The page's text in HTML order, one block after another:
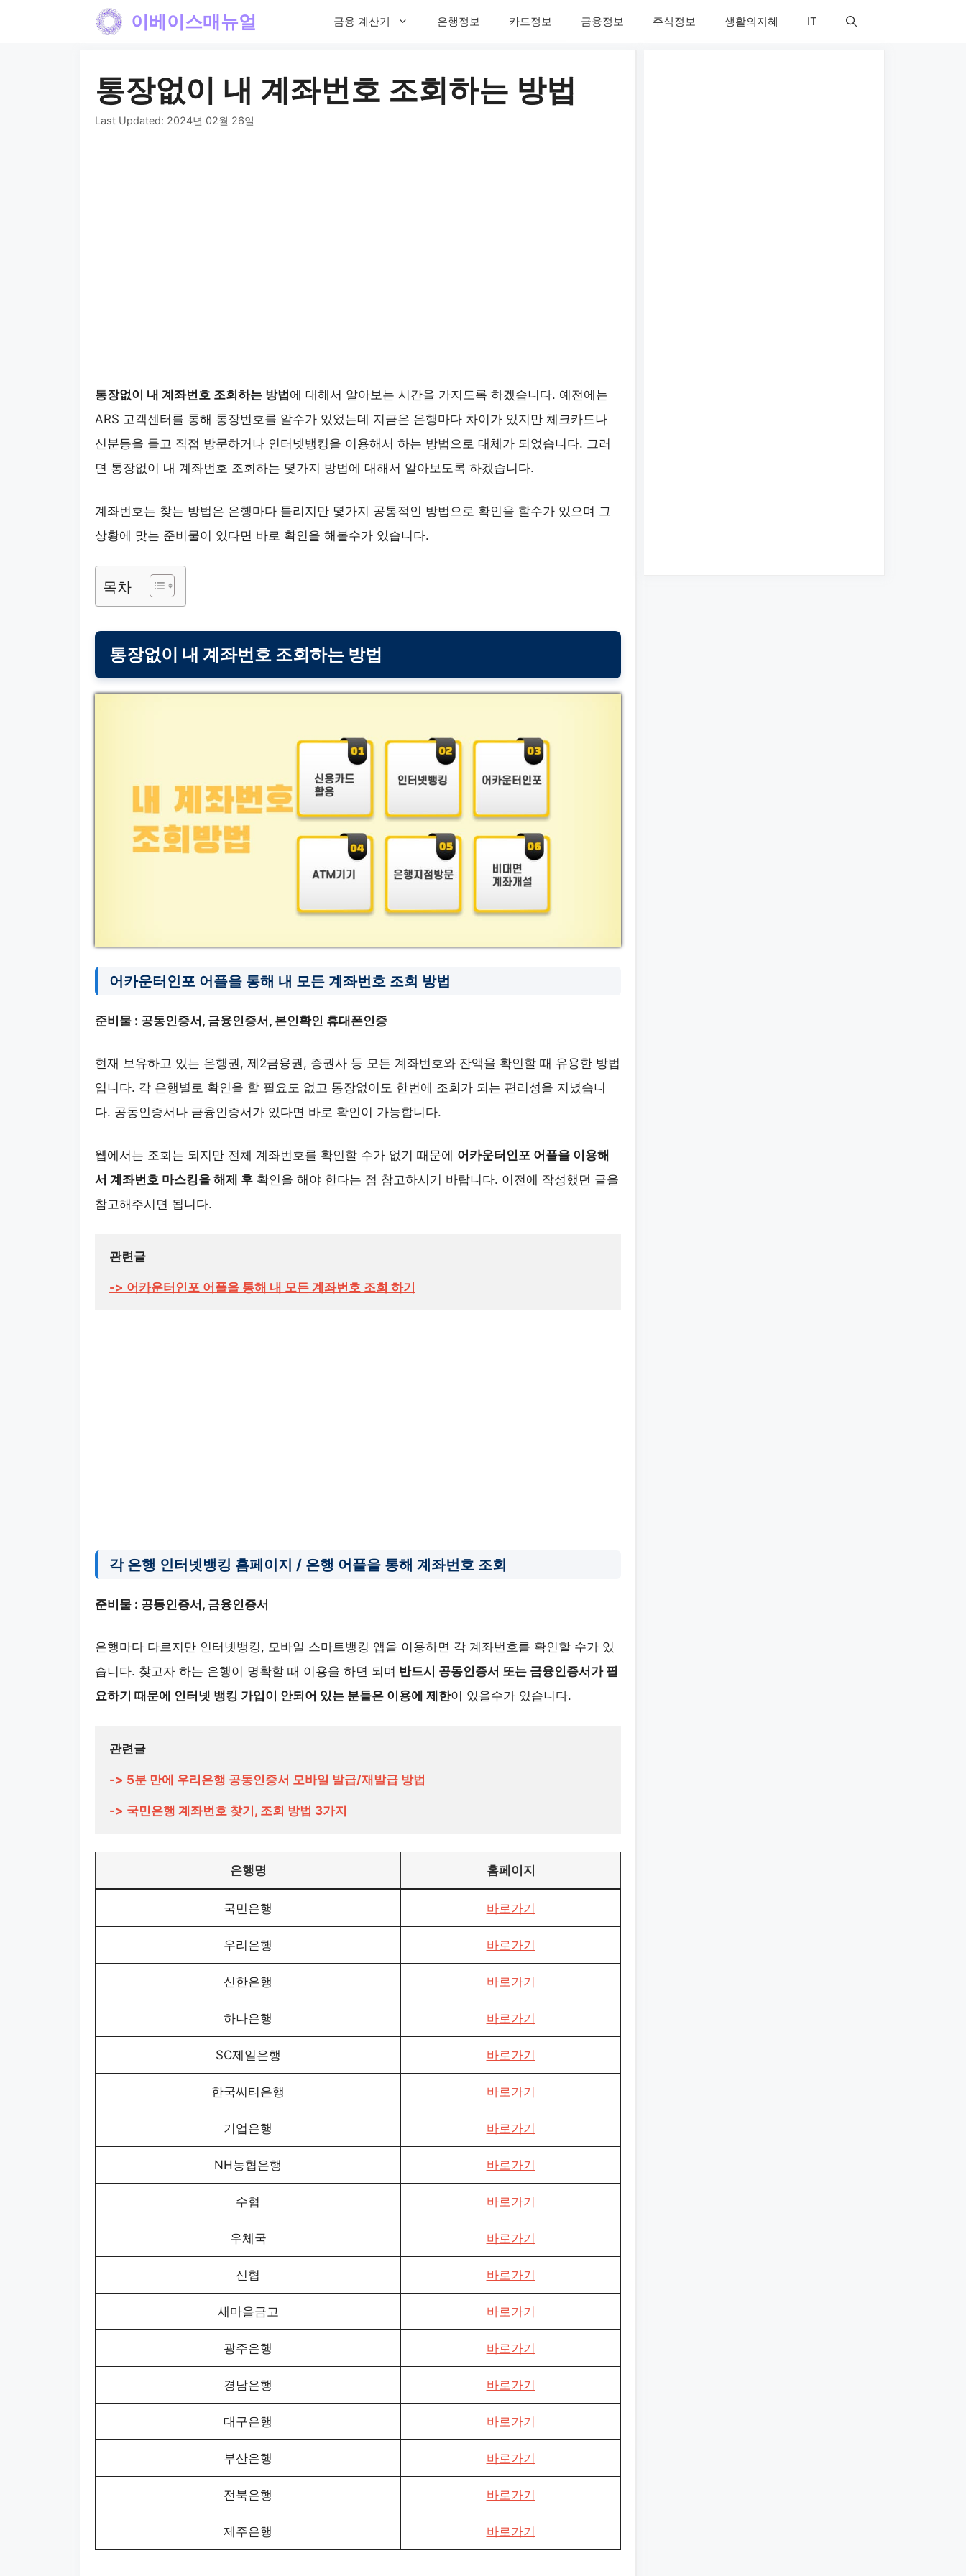
이베이스매뉴얼 금융 계산기 은행정보 카드정보 금융정보 주식정보 생활의지혜 IT
통장없이 내 계좌번호 조회하는 방법
Last Updated: 2024년 02월 26일
통장없이 내 계좌번호 조회하는 방법 에 대해서 알아보는 시간을 가지도록 하겠습니다. 예전에는
ARS 고객센터를 통해 통장번호를 알수가 있었는데 지금은 은행마다 차이가 있지만 체크카드나
신분등을 들고 직접 방문하거나 인터넷뱅킹을 이용해서 하는 방법으로 대체가 되었습니다. 그러
면 통장없이 내 계좌번호 조회하는 몇가지 방법에 대해서 알아보도록 하겠습니다.
계좌번호는 찾는 방법은 은행마다 틀리지만 몇가지 공통적인 방법으로 확인을 할수가 있으며 그
상황에 맞는 준비물이 있다면 바로 확인을 해볼수가 있습니다.
목차
통장없이 내 계좌번호 조회하는 방법
어카운터인포 어플을 통해 내 모든 계좌번호 조회 방법
준비물 : 공동인증서, 금융인증서, 본인확인 휴대폰인증
현재 보유하고 있는 은행권, 제2금융권, 증권사 등 모든 계좌번호와 잔액을 확인할 때 유용한 방법
입니다. 각 은행별로 확인을 할 필요도 없고 통장없이도 한번에 조회가 되는 편리성을 지녔습니
다. 공동인증서나 금융인증서가 있다면 바로 확인이 가능합니다.
웹에서는 조회는 되지만 전체 계좌번호를 확인할 수가 없기 때문에 어카운터인포 어플을 이용해
서 계좌번호 마스킹을 해제 후 확인을 해야 한다는 점 참고하시기 바랍니다. 이전에 작성했던 글을
참고해주시면 됩니다.
-> 어카운터인포 어플을 통해 내 모든 계좌번호 조회 하기
각 은행 인터넷뱅킹 홈페이지 / 은행 어플을 통해 계좌번호 조회
준비물 : 공동인증서, 금융인증서
은행마다 다르지만 인터넷뱅킹, 모바일 스마트뱅킹 앱을 이용하면 각 계좌번호를 확인할 수가 있
습니다. 찾고자 하는 은행이 명확할 때 이용을 하면 되며 반드시 공동인증서 또는 금융인증서가 필
요하기 때문에 인터넷 뱅킹 가입이 안되어 있는 분들은 이용에 제한이 있을수가 있습니다.
-> 국민은행 계좌번호 찾기, 조회 방법 3가지
은행명 홈페이지
국민은행 바로가기
우리은행 바로가기
신한은행 바로가기
하나은행 바로가기
SC제일은행 바로가기
한국씨티은행 바로가기
기업은행 바로가기
NH농협은행 바로가기
수협 바로가기
우체국 바로가기
신협 바로가기
새마을금고 바로가기
광주은행 바로가기
경남은행 바로가기
대구은행 바로가기
부산은행 바로가기
전북은행 바로가기
제주은행 바로가기